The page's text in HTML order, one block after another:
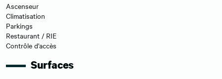
Ascenseur
Climatisation
Parkings
Restaurant / RIE
Contrôle d'accès
Surfaces